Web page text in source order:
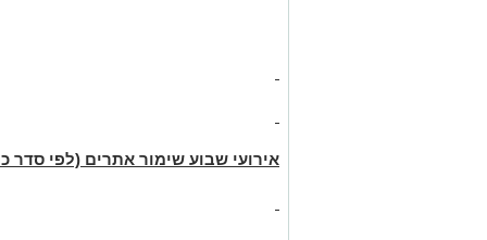
אירועי שבוע שימור אתרים (לפי סדר